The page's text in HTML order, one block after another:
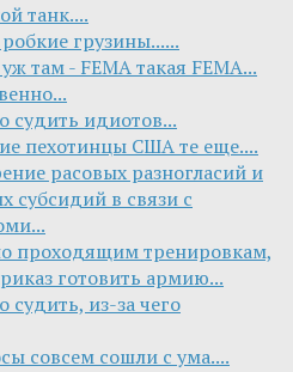
танк....
грузины......
там - FEMA такая FEMA...
судить идиотов...
пехотинцы США те еще....
расовых разногласий и
субсидий в связи с
проходящим тренировкам,
готовить армию...
судить, из-за чего
совсем сошли с ума....